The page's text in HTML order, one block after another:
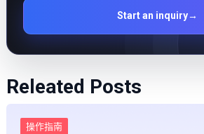
Start an inquiry→
Releated Posts
操作指南